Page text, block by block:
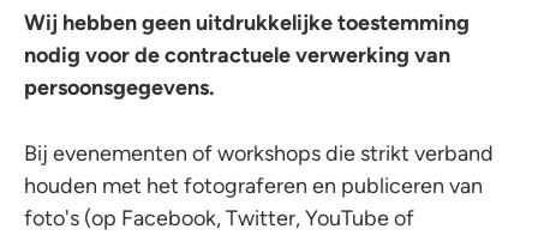
Wij hebben geen uitdrukkelijke toestemming
nodig voor de contractuele verwerking van
persoonsgegevens.
Bij evenementen of workshops die strikt verband
houden met het fotograferen en publiceren van
foto's (op Facebook, Twitter, YouTube of